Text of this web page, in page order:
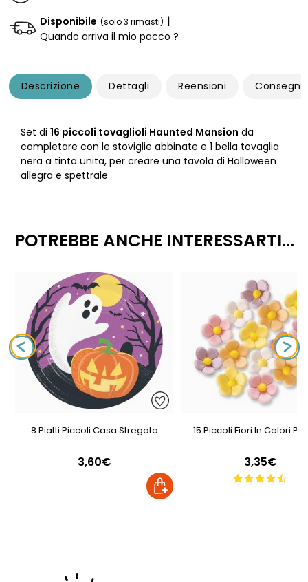
Disponibile (solo 3 rimasti) |
Quando arriva il mio pacco ?
Descrizione Dettagli Reensioni Consegna
Set di 16 piccoli tovaglioli Haunted Mansion da
completare con le stoviglie abbinate e 1 bella tovaglia
nera a tinta unita, per creare una tavola di Halloween
allegra e spettrale
POTREBBE ANCHE INTERESSARTI...
8 Piatti Piccoli Casa Stregata
3,60€
15 Piccoli Fiori In Colori
3,35€